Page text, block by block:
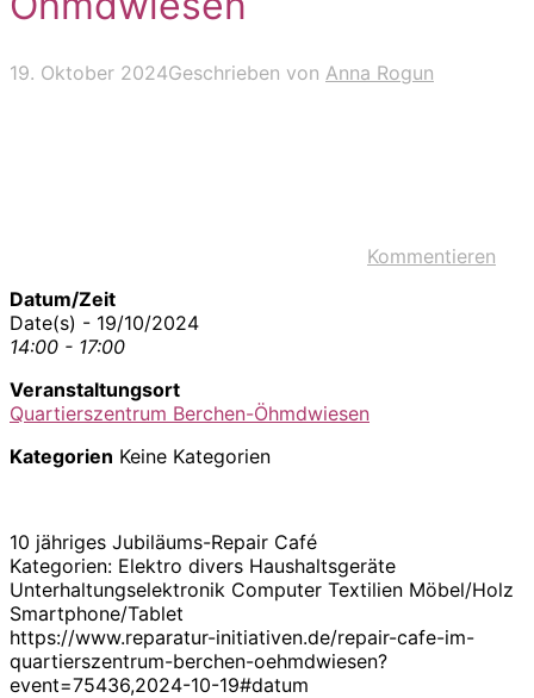
19. Oktober 2024Geschrieben von Anna Rogun
Kommentieren
Datum/Zeit
Date(s) - 19/10/2024
14:00 - 17:00
Veranstaltungsort
Quartierszentrum Berchen-Öhmdwiesen
Kategorien Keine Kategorien
10 jähriges Jubiläums-Repair Café
Kategorien: Elektro divers Haushaltsgeräte
Unterhaltungselektronik Computer Textilien Möbel/Holz
Smartphone/Tablet
https://www.reparatur-initiativen.de/repair-cafe-im-
quartierszentrum-berchen-oehmdwiesen?
event=75436,2024-10-19#datum